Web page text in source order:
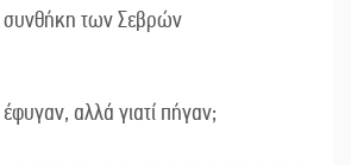
των Σεβρών
αλλά γιατί πήγαν;